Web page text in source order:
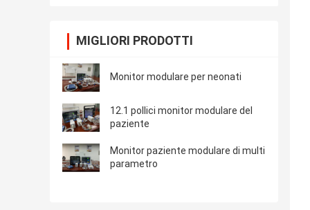
MIGLIORI PRODOTTI
Monitor modulare per neonati
12.1 pollici monitor modulare del
paziente
Monitor paziente modulare di multi
parametro